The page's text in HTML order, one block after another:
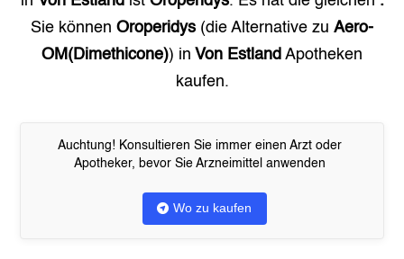
Sie können Oroperidys (die Alternative zu Aero-
OM(Dimethicone)) in Von Estland Apotheken
kaufen.
Auchtung! Konsultieren Sie immer einen Arzt oder
Apotheker, bevor Sie Arzneimittel anwenden
Wo zu kaufen